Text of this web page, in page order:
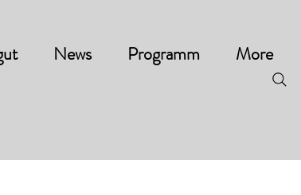
News Programm More